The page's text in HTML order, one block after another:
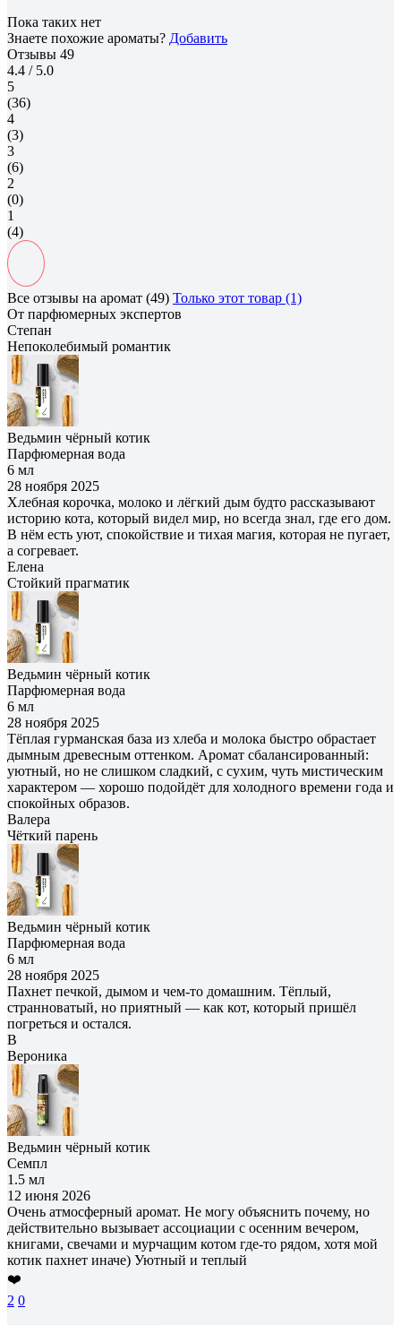
Пока таких нет
Знаете похожие ароматы? Добавить
Отзывы 49
4.4 / 5.0
5
(36)
4
(3)
3
(6)
2
(0)
1
(4)
Все отзывы на аромат (49) Только этот товар (1)
От парфюмерных экспертов
Степан
Непоколебимый романтик
Ведьмин чёрный котик
Парфюмерная вода
6 мл
28 ноября 2025
Хлебная корочка, молоко и лёгкий дым будто рассказывают
историю кота, который видел мир, но всегда знал, где его дом.
В нём есть уют, спокойствие и тихая магия, которая не пугает,
а согревает.
Елена
Cтойкий прагматик
Ведьмин чёрный котик
Парфюмерная вода
6 мл
28 ноября 2025
Тёплая гурманская база из хлеба и молока быстро обрастает
дымным древесным оттенком. Аромат сбалансированный:
уютный, но не слишком сладкий, с сухим, чуть мистическим
характером — хорошо подойдёт для холодного времени года и
спокойных образов.
Валера
Чёткий парень
Ведьмин чёрный котик
Парфюмерная вода
6 мл
28 ноября 2025
Пахнет печкой, дымом и чем‑то домашним. Тёплый,
странноватый, но приятный — как кот, который пришёл
погреться и остался.
В
Вероника
Ведьмин чёрный котик
Семпл
1.5 мл
12 июня 2026
Очень атмосферный аромат. Не могу объяснить почему, но
действительно вызывает ассоциации с осенним вечером,
книгами, свечами и мурчащим котом где-то рядом, хотя мой
котик пахнет иначе) Уютный и теплый
❤️
2 0